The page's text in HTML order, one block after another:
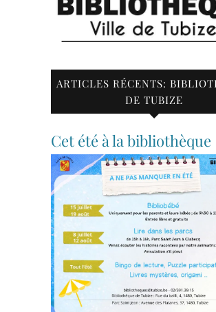
ARTICLES RÉCENTS:
DE TUBIZE
Cet été à la bibliothèque